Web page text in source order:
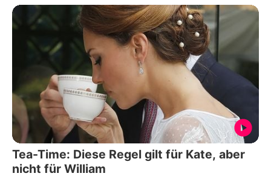
Tea-Time: Diese Regel gilt für Kate, aber
nicht für William